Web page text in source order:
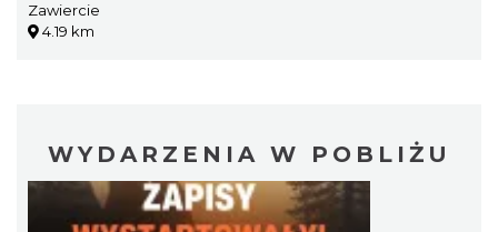
Zawiercie
4.19 km
WYDARZENIA W POBLIŻU